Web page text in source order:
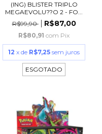
(ING) BLISTER TRIPLO
MEGAEVOLU??O 2 - FO...
R$99,90
R$87,00
R$80,91 com Pix
12 x de R$7,25 sem juros
ESGOTADO